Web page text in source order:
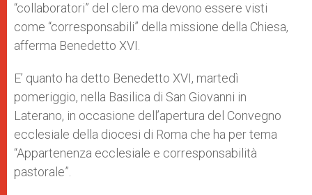
“collaboratori” del clero ma devono essere visti
come “corresponsabili” della missione della Chiesa,
afferma Benedetto XVI.
E’ quanto ha detto Benedetto XVI, martedì
pomeriggio, nella Basilica di San Giovanni in
Laterano, in occasione dell’apertura del Convegno
ecclesiale della diocesi di Roma che ha per tema
“Appartenenza ecclesiale e corresponsabilità
pastorale”.